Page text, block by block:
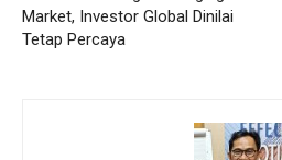
Market, Investor Global Dinilai
Tetap Percaya